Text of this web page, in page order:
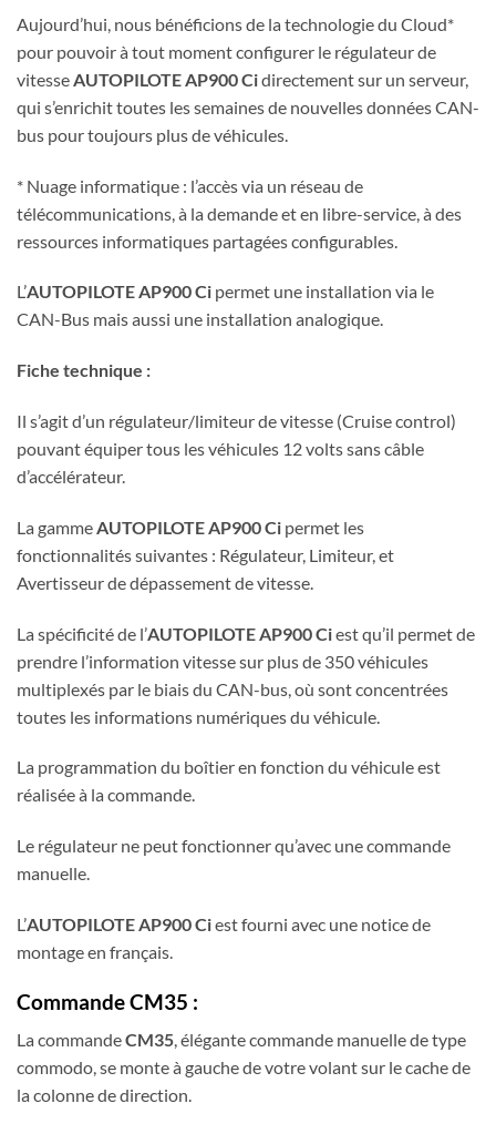
Aujourd’hui, nous bénéficions de la technologie du Cloud*
pour pouvoir à tout moment configurer le régulateur de
vitesse AUTOPILOTE AP900 Cidirectement sur un serveur,
qui s’enrichit toutes les semaines de nouvelles données CAN-
bus pour toujours plus de véhicules.
* Nuage informatique : l’accès via un réseau de
télécommunications, à la demande et en libre-service, à des
ressources informatiques partagées configurables.
L’AUTOPILOTE AP900 Ci permet une installation via le
CAN-Bus mais aussi une installation analogique.
Fiche technique :
Il s’agit d’un régulateur/limiteur de vitesse (Cruise control)
pouvant équiper tous les véhicules 12 volts sans câble
d’accélérateur.
La gamme AUTOPILOTE AP900 Ci permet les
fonctionnalités suivantes : Régulateur, Limiteur, et
Avertisseur de dépassement de vitesse.
La spécificité de l’AUTOPILOTE AP900 Ciest qu’il permet de
prendre l’information vitesse sur plus de 350 véhicules
multiplexés par le biais du CAN-bus, où sont concentrées
toutes les informations numériques du véhicule.
La programmation du boîtier en fonction du véhicule est
réalisée à la commande.
Le régulateur ne peut fonctionner qu’avec une commande
manuelle.
L’AUTOPILOTE AP900 Ciest fourni avec une notice de
montage en français.
Commande CM35 :
La commandeCM35, élégante commande manuelle de type
commodo, se monte à gauche de votre volant sur le cache de
la colonne de direction.